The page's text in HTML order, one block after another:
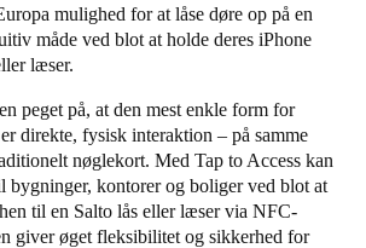
mulighed for at låse døre op på en
måde ved blot at holde deres iPhone
læser.
peget på, at den mest enkle form for
direkte, fysisk interaktion – på samme
nøglekort. Med Tap to Access kan
bygninger, kontorer og boliger ved blot at
til en Salto lås eller læser via NFC-
giver øget fleksibilitet og sikkerhed for